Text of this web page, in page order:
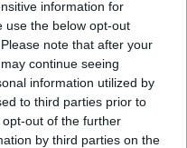
information for
use the below opt-out
note that after your
continue seeing
information utilized by
to third parties prior to
out of the further
by third parties on the